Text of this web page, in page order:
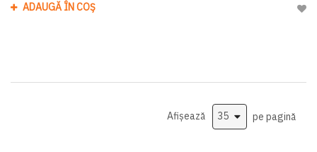
ADAUGĂ ÎN COȘ
Afișează pe pagină